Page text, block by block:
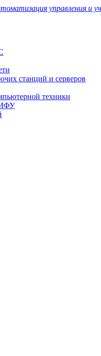
управления и
станций и серверов
техники
МФУ